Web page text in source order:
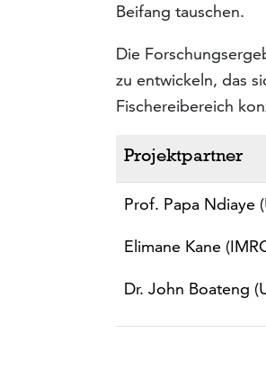
Beifang tauschen.
Die
zu entwickeln, das
Fischereibereich
Projektpartner
Prof. Papa Ndiaye
Elimane Kane
Dr. John Boateng